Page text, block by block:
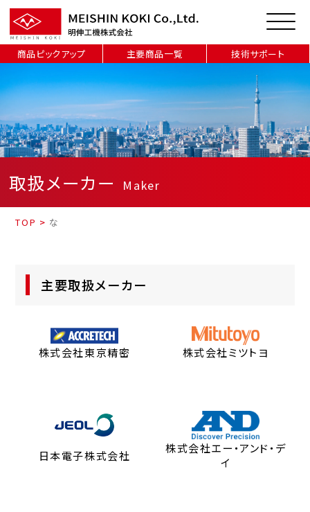
商品ピックアップ 主要商品一覧 技術サポート
取扱メーカー Maker
TOP > な
主要取扱メーカー
株式会社東京精密 株式会社ミツトヨ
日本電子株式会社
株式会社エー・アンド・デ
イ